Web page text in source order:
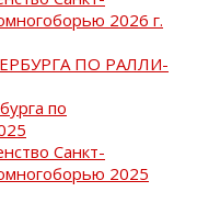
2026 г.
ПО РАЛЛИ-
по
Санкт-
2025